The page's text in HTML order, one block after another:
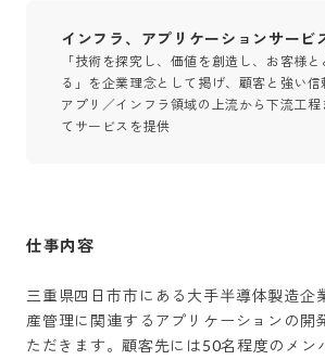
インフラ、アプリケーションサービ
「技術を探究し、価値を創造し、お客様
る」を企業理念として掲げ、顧客と強い信
アプリ／インフラ領域の上流から下流工程
てサービスを提供
仕事内容
三重県四日市市にある大手半導体製造企
産管理に関連するアプリケーションの開
ただきます。顧客先には50名程度のメン